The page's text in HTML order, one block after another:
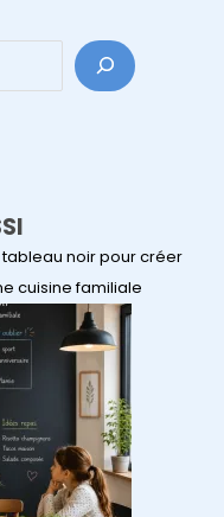
noir pour créer
cuisine familiale